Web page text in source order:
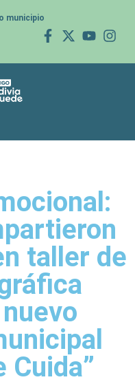
municipio
taller de
Cuida”